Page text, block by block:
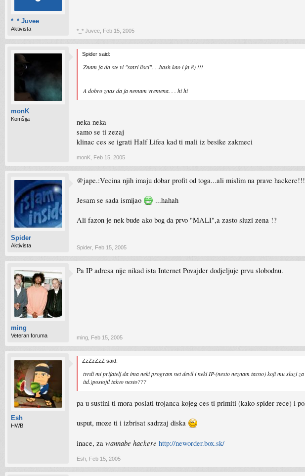
*_* Juvee
Aktivista *_* Juvee Feb 15, 2005
monK
Komšija
Spider said:
Znam ja da ste vi "stari lisci". . .bash kao i ja 8) !!!
A dobro znas da ja nemam vremena. . . hi hi
neka neka
samo se ti zezaj
klinac ces se igrati Half Lifea kad ti mali iz besike zakmeci
monK Feb 15, 2005
Spider
Aktivista
@jape.:Vecina njih imaju dobar profit od toga...ali mislim na prave
Jesam se sada ismijao ...hahah
Ali fazon je nek bude ako bog da prvo "MALI",a zasto sluzi zena !?
Spider Feb 15, 2005
ming
Veteran foruma
Pa IP adresa nije nikad ista Internet Povajder dodjeljuje prvu slobodnu.
ming Feb 15, 2005
Esh
HWB
ZzZzZzZ said:
tvrdi mi prijatelj da ima neki program net devil i neki IP-(nesto neznam tacno) koji mu sluzi
itd.)postojil takvo nesto???
pa u sustini ti mora poslati trojanca kojeg ces ti primiti (kako spider rece) i
usput, moze ti i izbrisat sadrzaj diska
inace, za wannabe hackere http://neworder.box.sk/
Esh Feb 15, 2005